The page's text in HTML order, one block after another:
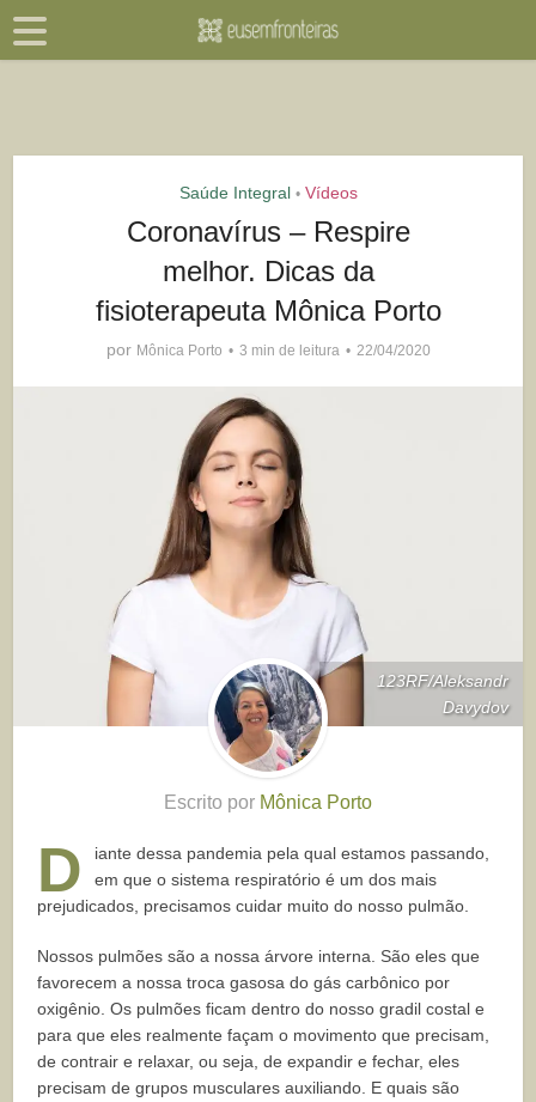
Saúde Integral • Vídeos
Coronavírus – Respire
melhor. Dicas da
fisioterapeuta Mônica Porto
por Mônica Porto 3 min de leitura 22/04/2020
123RF/Aleksandr
Davydov
Escrito por Mônica Porto
D
iante dessa pandemia pela qual estamos passando,
em que o sistema respiratório é um dos mais
prejudicados, precisamos cuidar muito do nosso pulmão.
Nossos pulmões são a nossa árvore interna. São eles que
favorecem a nossa troca gasosa do gás carbônico por
oxigênio. Os pulmões ficam dentro do nosso gradil costal e
para que eles realmente façam o movimento que precisam,
de contrair e relaxar, ou seja, de expandir e fechar, eles
precisam de grupos musculares auxiliando. E quais são